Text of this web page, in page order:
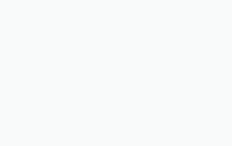
und Toleranz
Umgang mit den
zum Ausdruck
sollen.
auch, dass der Duktus